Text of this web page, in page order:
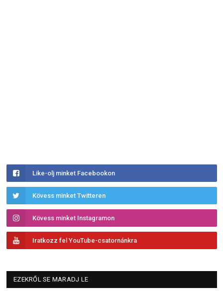
Like-olj minket Facebookon
Kövess minket Twitteren
Kövess minket Instagramon
Iratkozz fel YouTube-csatornánkra
EZEKRŐL SE MARADJ LE